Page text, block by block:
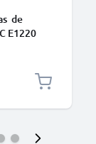
de
E1220